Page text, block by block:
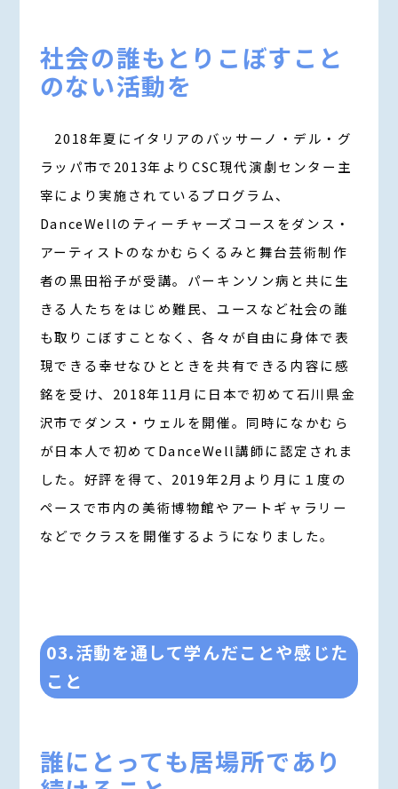
社会の誰もとりこぼすこと
のない活動を
2018年夏にイタリアのバッサーノ・デル・グ
ラッパ市で2013年よりCSC現代演劇センター主
宰により実施されているプログラム、
DanceWellのティーチャーズコースをダンス・
アーティストのなかむらくるみと舞台芸術制作
者の黒田裕子が受講。パーキンソン病と共に生
きる人たちをはじめ難民、ユースなど社会の誰
も取りこぼすことなく、各々が自由に身体で表
現できる幸せなひとときを共有できる内容に感
銘を受け、2018年11月に日本で初めて石川県金
沢市でダンス・ウェルを開催。同時になかむら
が日本人で初めてDanceWell講師に認定されま
した。好評を得て、2019年2月より月に１度の
ペースで市内の美術博物館やアートギャラリー
などでクラスを開催するようになりました。
03.活動を通して学んだことや感じた
こと
誰にとっても居場所であり